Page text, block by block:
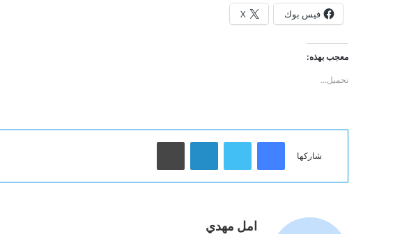
فيس بوك X
معجب بهذه:
تحميل...
شاركها
فيسبوك لينكدإن
امل مهدي